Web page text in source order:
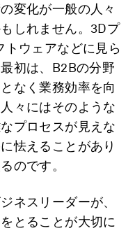
変化が一般の人々
しれません。3Dプ
トウェアなどに見ら
初は、B2Bの分野
なく業務効率を向
々にはそのような
プロセスが見えな
怯えることがあり
のです。
ネスリーダーが、
とることが大切に